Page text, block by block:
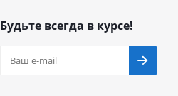
Будьте всегда в курсе!